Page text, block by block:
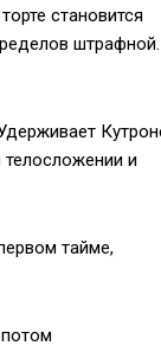
становится
штрафной.
и
тайме,